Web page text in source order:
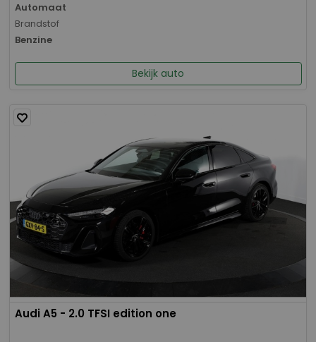
Automaat
Brandstof
Benzine
Bekijk auto
Audi A5 - 2.0 TFSI edition one